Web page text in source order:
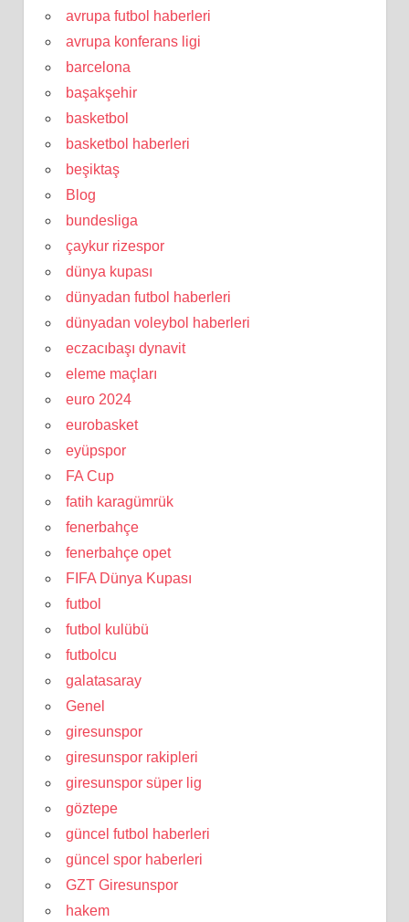
avrupa futbol haberleri
avrupa konferans ligi
barcelona
başakşehir
basketbol
basketbol haberleri
beşiktaş
Blog
bundesliga
çaykur rizespor
dünya kupası
dünyadan futbol haberleri
dünyadan voleybol haberleri
eczacıbaşı dynavit
eleme maçları
euro 2024
eurobasket
eyüpspor
FA Cup
fatih karagümrük
fenerbahçe
fenerbahçe opet
FIFA Dünya Kupası
futbol
futbol kulübü
futbolcu
galatasaray
Genel
giresunspor
giresunspor rakipleri
giresunspor süper lig
göztepe
güncel futbol haberleri
güncel spor haberleri
GZT Giresunspor
hakem